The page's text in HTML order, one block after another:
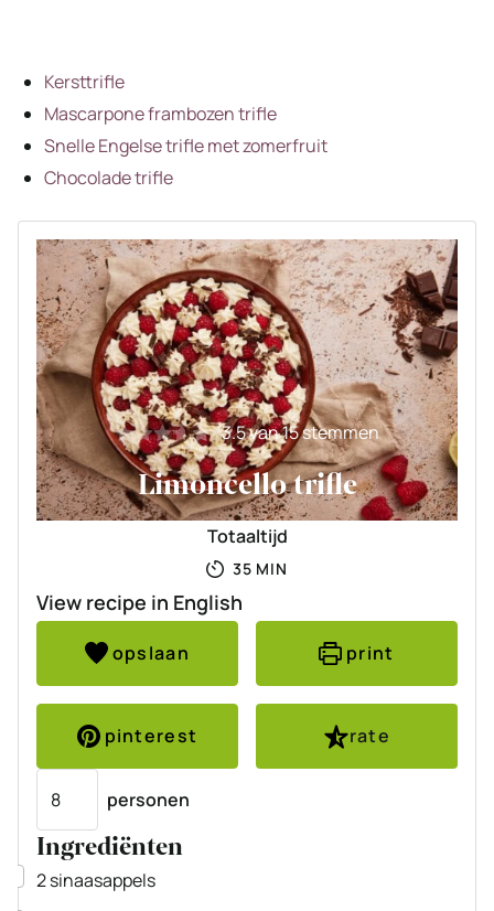
Kersttrifle
Mascarpone frambozen trifle
Snelle Engelse trifle met zomerfruit
Chocolade trifle
3.5van15stemmen
Limoncello trifle
Totaaltijd
35MINUTEN
MIN
View recipe in English
opslaan print
pinterest
rate
personen
Ingrediënten
▢
2sinaasappels